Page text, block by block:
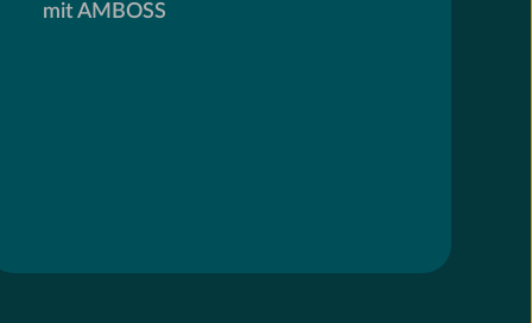
mit AMBOSS